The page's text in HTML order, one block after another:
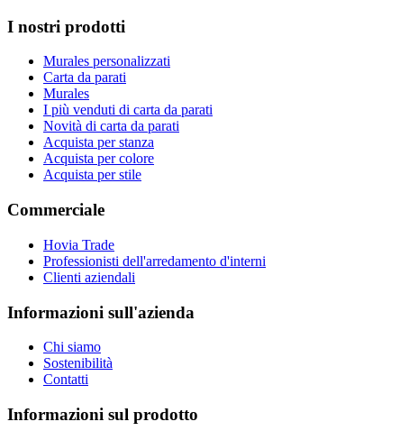
I nostri prodotti
Murales personalizzati
Carta da parati
Murales
I più venduti di carta da parati
Novità di carta da parati
Acquista per stanza
Acquista per colore
Acquista per stile
Commerciale
Hovia Trade
Professionisti dell'arredamento d'interni
Clienti aziendali
Informazioni sull'azienda
Chi siamo
Sostenibilità
Contatti
Informazioni sul prodotto